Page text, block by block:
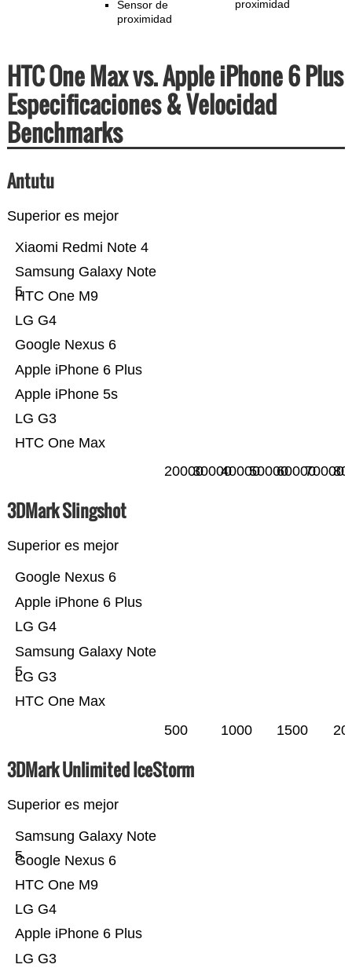
Sensor de
proximidad
proximidad
HTC One Max vs. Apple iPhone 6 Plus
Especificaciones & Velocidad
Benchmarks
Antutu
Superior es mejor
HTC One Max
LG G3
Apple iPhone 5s
Apple iPhone 6 Plus
Google Nexus 6
LG G4
HTC One M9
Samsung Galaxy Note
5
Xiaomi Redmi Note 4
200003000040000500006000070000
3DMark Slingshot
Superior es mejor
HTC One Max
LG G3
Samsung Galaxy Note
5
LG G4
Apple iPhone 6 Plus
Google Nexus 6
500 1000 1500
3DMark Unlimited IceStorm
Superior es mejor
LG G3
Apple iPhone 6 Plus
LG G4
HTC One M9
Google Nexus 6
Samsung Galaxy Note
5